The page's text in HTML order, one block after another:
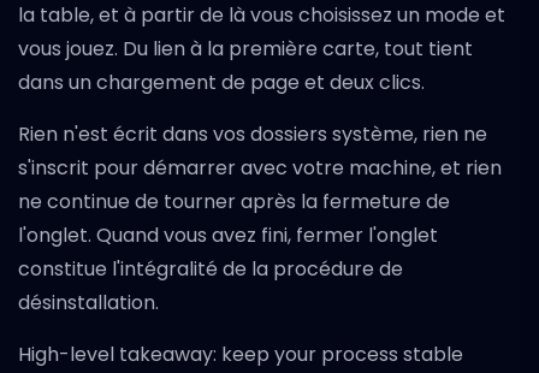
la table, et à partir de là vous choisissez un mode et
vous jouez. Du lien à la première carte, tout tient
dans un chargement de page et deux clics.
Rien n'est écrit dans vos dossiers système, rien ne
s'inscrit pour démarrer avec votre machine, et rien
ne continue de tourner après la fermeture de
l'onglet. Quand vous avez fini, fermer l'onglet
constitue l'intégralité de la procédure de
désinstallation.
High-level takeaway: keep your process stable